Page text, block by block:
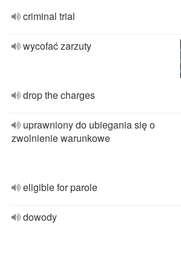
criminal trial
wycofać zarzuty
drop the charges
uprawniony do ubiegania się o
zwolnienie warunkowe
eligible for parole
dowody